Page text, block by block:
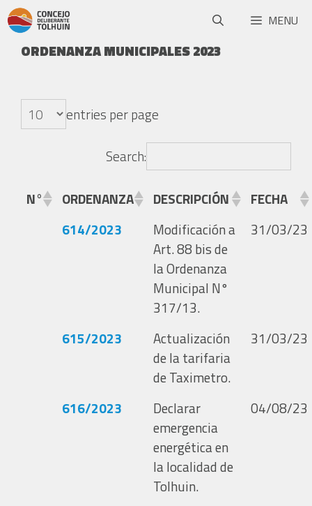
MENU
ORDENANZA MUNICIPALES 2023
entries per page
Search:
N° ORDENANZA DESCRIPCIÓN
FECHA
614/2023
Modificación a
Art. 88 bis de
la Ordenanza
Municipal N°
317/13.
31/03/23
615/2023
Actualización
de la tarifaria
de Taximetro.
31/03/23
616/2023
Declarar
emergencia
energética en
la localidad de
Tolhuin.
04/08/23